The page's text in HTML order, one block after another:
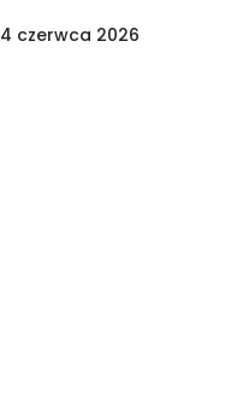
4 czerwca 2026